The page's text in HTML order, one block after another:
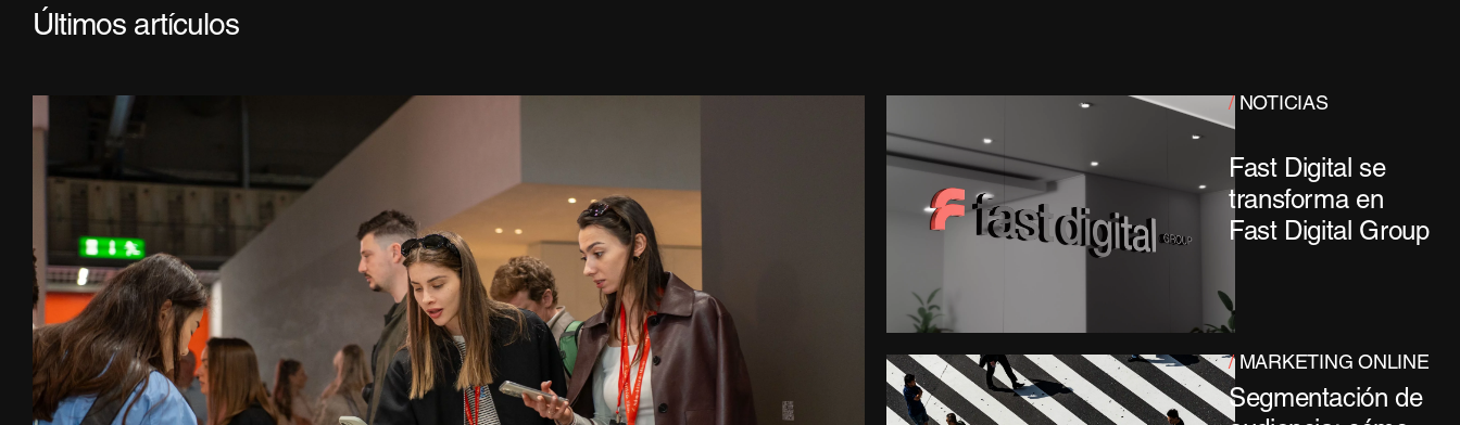
Últimos artículos
/ NOTICIAS
Fast Digital se
transforma en
Fast Digital Group
/ MARKETING ONLINE
Segmentación de